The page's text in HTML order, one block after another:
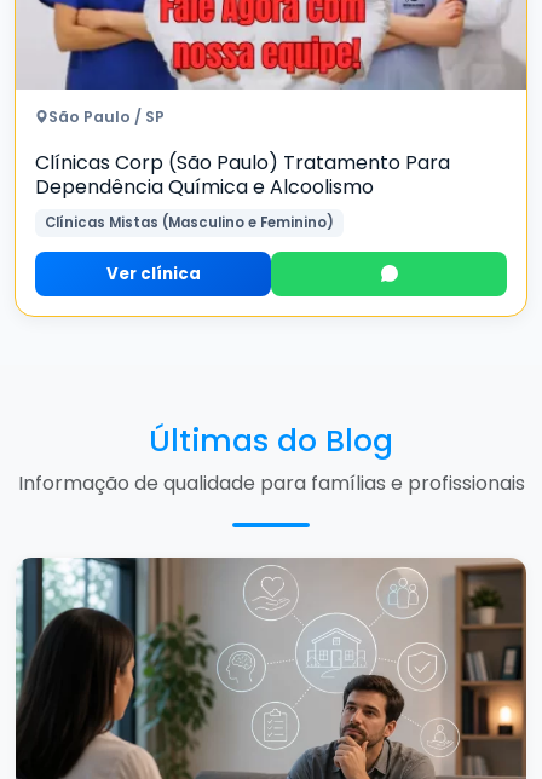
São Paulo / SP
Clínicas Corp (São Paulo) Tratamento Para
Dependência Química e Alcoolismo
Clínicas Mistas (Masculino e Feminino)
Ver clínica
Últimas do Blog
Informação de qualidade para famílias e profissionais